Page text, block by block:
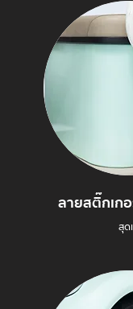
ลายสติ๊กเก
สุด